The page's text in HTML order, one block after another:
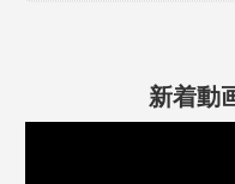
新着動